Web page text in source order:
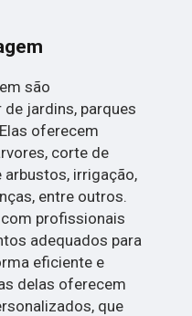
são
jardins, parques
oferecem
corte de
arbustos, irrigação,
entre outros.
profissionais
adequados para
eficiente e
delas oferecem
que